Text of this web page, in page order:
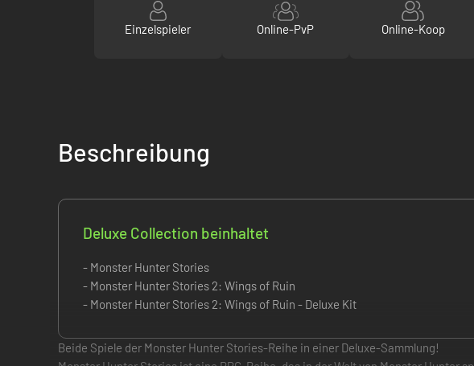
Einzelspieler Online-PvP Online-Koop
Beschreibung
Deluxe Collection beinhaltet
- Monster Hunter Stories
- Monster Hunter Stories 2: Wings of Ruin
- Monster Hunter Stories 2: Wings of Ruin - Deluxe Kit
Beide Spiele der Monster Hunter Stories-Reihe in einer Deluxe-Sammlung!